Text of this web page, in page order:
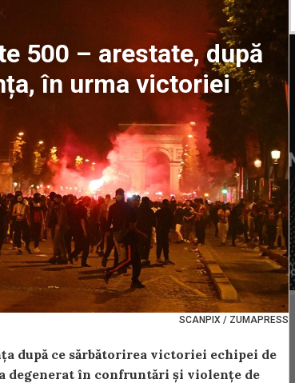
SCANPIX / ZUMAPRESS
500 – arestate, după
în urma victoriei
după ce sărbătorirea victoriei echipei de
degenerat în confruntări și violențe de